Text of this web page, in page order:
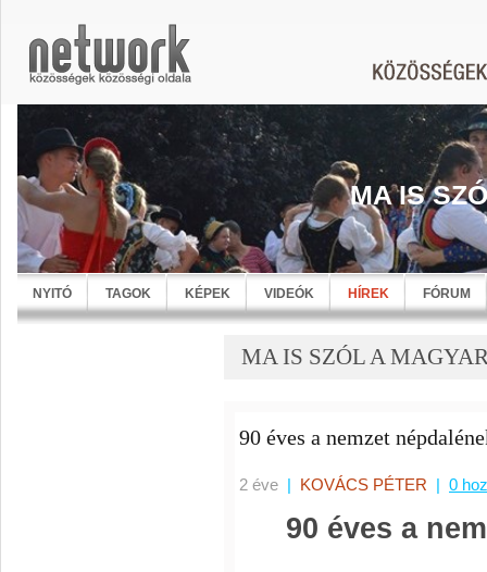
MA IS
NYITÓ TAGOK KÉPEK VIDEÓK HÍREK FÓRUM
MA IS SZÓL A
90 éves a nemzet
2 éve | KOVÁCS PÉTER | 0
90 éves a